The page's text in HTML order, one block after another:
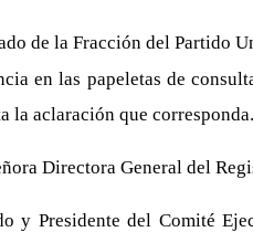
de la Fracción del Partido
en las papeletas de
la aclaración que corresponda.
Directora General del
y Presidente del Comité